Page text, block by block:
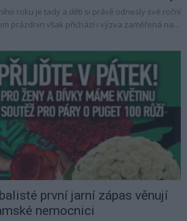
roku je tady a děti si právě odnesly své roční
prázdnin však přichází i výzva zaměřená na...
první jarní zápas věnují
nemocnici